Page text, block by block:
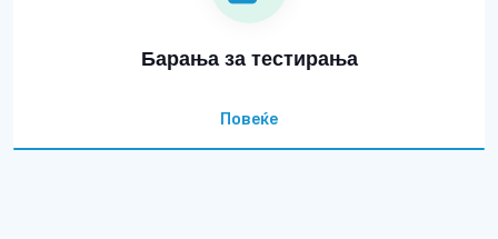
Барања за тестирања
Повеќе